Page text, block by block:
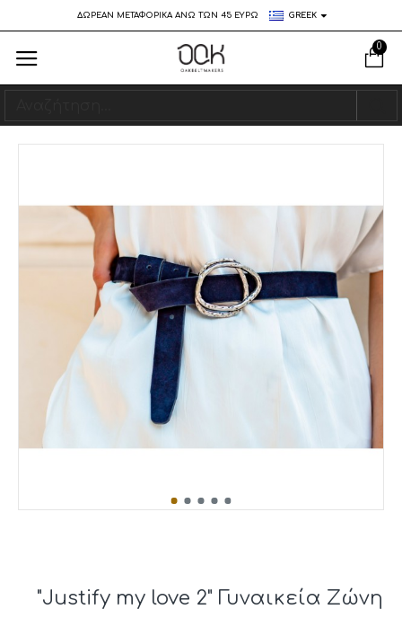
ΔΩΡΕΑΝ ΜΕΤΑΦΟΡΙΚΑ ΑΝΩ ΤΩΝ 45 ΕΥΡΩ GREEK
0
"Justify my love 2" Γυναικεία Ζώνη